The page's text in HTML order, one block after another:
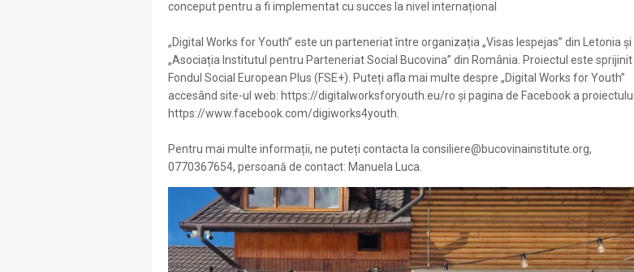
conceput pentru a fi implementat cu succes la nivel internațional
„Digital Works for Youth” este un parteneriat între organizația „Visas Iespejas” din Letonia și
„Asociația Institutul pentru Parteneriat Social Bucovina” din România. Proiectul este sprijinit
Fondul Social European Plus (FSE+). Puteți afla mai multe despre „Digital Works for Youth”
accesând site-ul web: https://digitalworksforyouth.eu/ro și pagina de Facebook a
https://www.facebook.com/digiworks4youth.
Pentru mai multe informații, ne puteți contacta la consiliere@bucovinainstitute.org,
0770367654, persoană de contact: Manuela Luca.